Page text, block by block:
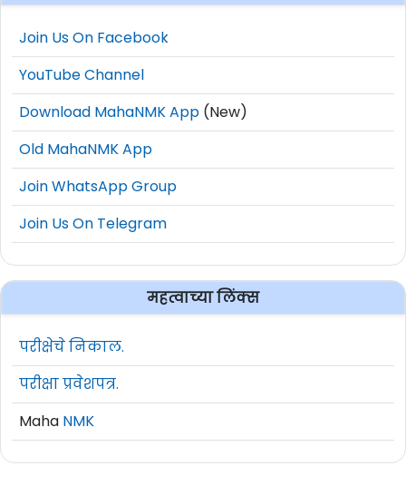
Join Us On Facebook
YouTube Channel
Download MahaNMK App (New)
Old MahaNMK App
Join WhatsApp Group
Join Us On Telegram
महत्वाच्या लिंक्स
परीक्षेचे निकाल.
परीक्षा प्रवेशपत्र.
Maha NMK